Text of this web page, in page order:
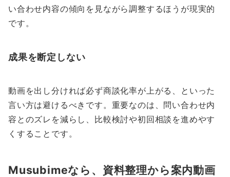
い合わせ内容の傾向を見ながら調整するほうが現実的
です。
成果を断定しない
動画を出し分ければ必ず商談化率が上がる、といった
言い方は避けるべきです。重要なのは、問い合わせ内
容とのズレを減らし、比較検討や初回相談を進めやす
くすることです。
Musubimeなら、資料整理から案内動画